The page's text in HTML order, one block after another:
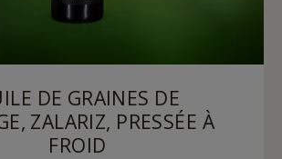
DE GRAINES DE
ZALARIZ, PRESSÉE À
FROID